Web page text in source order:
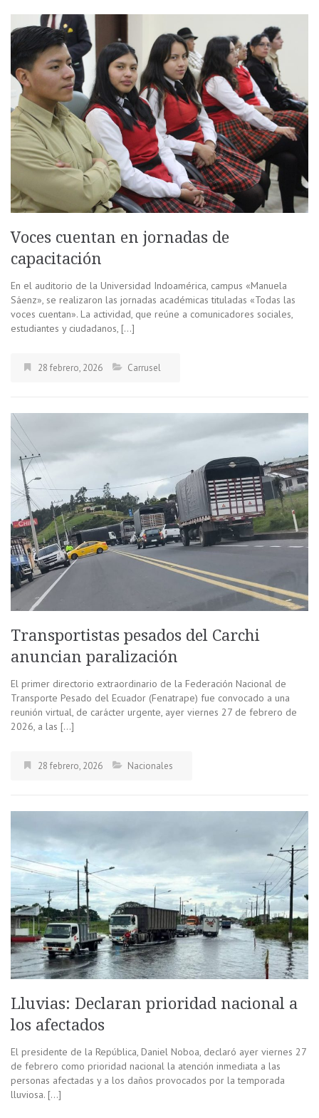
Voces cuentan en jornadas de
capacitación
En el auditorio de la Universidad Indoamérica, campus «Manuela
Sáenz», se realizaron las jornadas académicas tituladas «Todas las
voces cuentan». La actividad, que reúne a comunicadores sociales,
estudiantes y ciudadanos, […]
28 febrero, 2026 Carrusel
Transportistas pesados del Carchi
anuncian paralización
El primer directorio extraordinario de la Federación Nacional de
Transporte Pesado del Ecuador (Fenatrape) fue convocado a una
reunión virtual, de carácter urgente, ayer viernes 27 de febrero de
2026, a las […]
28 febrero, 2026 Nacionales
Lluvias: Declaran prioridad nacional a
los afectados
El presidente de la República, Daniel Noboa, declaró ayer viernes 27
de febrero como prioridad nacional la atención inmediata a las
personas afectadas y a los daños provocados por la temporada
lluviosa. […]